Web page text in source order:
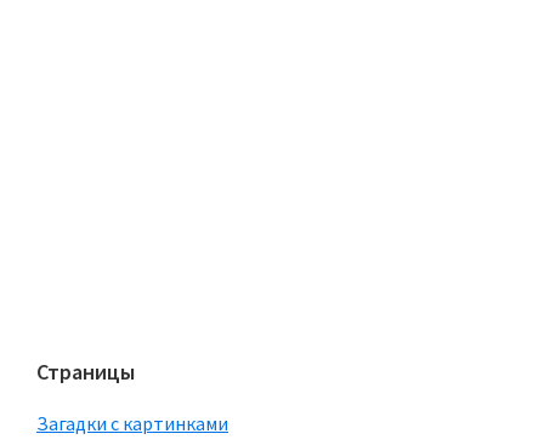
Страницы
Загадки с картинками